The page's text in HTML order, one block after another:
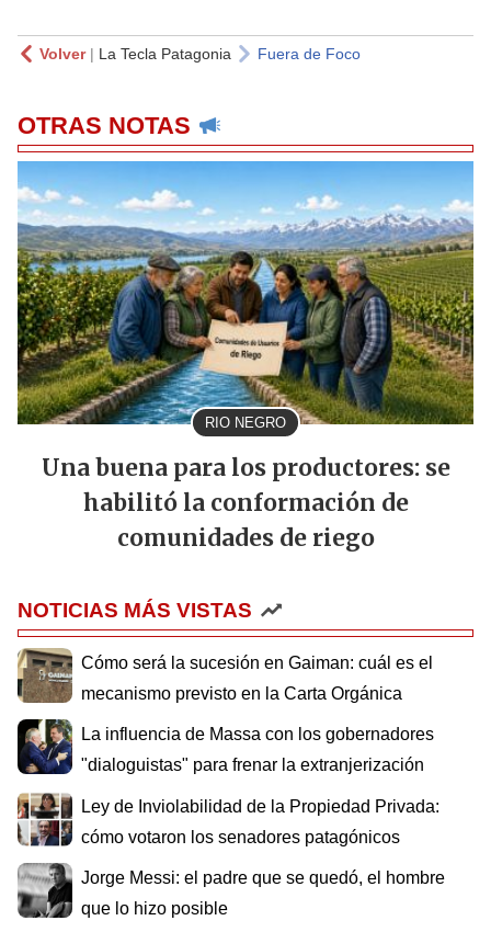
Volver| La Tecla Patagonia Fuera de Foco
OTRAS NOTAS
RIO NEGRO
Una buena para los productores: se
habilitó la conformación de
comunidades de riego
NOTICIAS MÁS VISTAS
Cómo será la sucesión en Gaiman: cuál es el
mecanismo previsto en la Carta Orgánica
La influencia de Massa con los gobernadores
"dialoguistas" para frenar la extranjerización
Ley de Inviolabilidad de la Propiedad Privada:
cómo votaron los senadores patagónicos
Jorge Messi: el padre que se quedó, el hombre
que lo hizo posible